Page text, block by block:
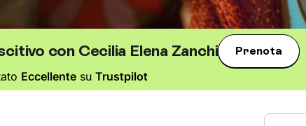
con Cecilia Elena Zanchi Prenota
Eccellente suTrustpilot